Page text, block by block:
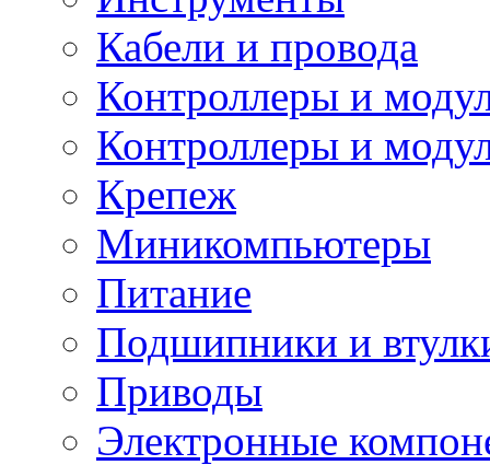
Кабели и провода
Контроллеры и
Контроллеры и
Крепеж
Миникомпьютеры
Питание
Подшипники и
Приводы
Электронные